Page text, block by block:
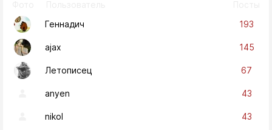
Геннадич
193
ajax 145
Летописец 67
anyen 43
nikol 43